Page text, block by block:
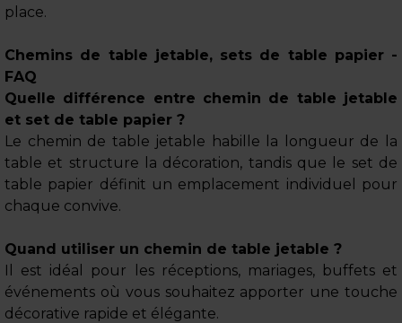
place.
Chemins de table jetable, sets de table papier -
FAQ
Quelle différence entre chemin de table jetable
et set de table papier ?
Le chemin de table jetable habille la longueur de la
table et structure la décoration, tandis que le set de
table papier définit un emplacement individuel pour
chaque convive.
Quand utiliser un chemin de table jetable ?
Il est idéal pour les réceptions, mariages, buffets et
événements où vous souhaitez apporter une touche
décorative rapide et élégante.